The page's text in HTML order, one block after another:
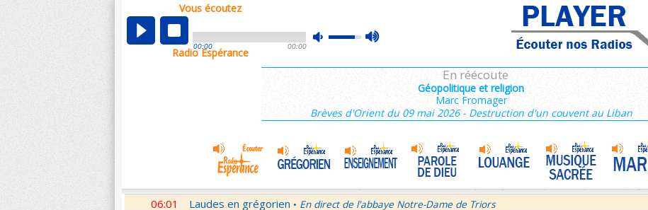
Vous écoutez
mute
max
00:00 00:00
Radio Espérance
En réécoute
Géopolitique et religion
Marc Fromager
Brèves d'Orient du 09 mai 2026 - Destruction d'un couvent au Liban
00:04
01:03 Sentinelles de la foi • Lettres de Saint François de Sales 37/106
01:32 10 minutes avec Jésus
18e semaine du Temps Ordinaire 6/7 - Vendredi + Saint Sixte II
En direct avec le Père Denis Mertz
Nouveau Testament • Lettre aux Galates
Si tu savais le don de Dieu La Transfiguration
En Toi nos sources • Paul et le Judaïsme 05
La théologie afirmative et la théologie négative d'après Denys L'Aéropagite
06:01 Laudes en grégorien • En direct de l'abbaye Notre-Dame de Triors